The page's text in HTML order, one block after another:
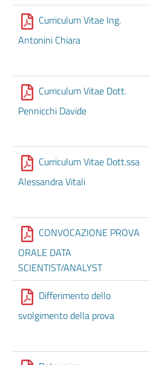
Curriculum Vitae Ing.
Antonini Chiara
Curriculum Vitae Dott.
Pennicchi Davide
Curriculum Vitae Dott.ssa
Alessandra Vitali
CONVOCAZIONE PROVA
ORALE DATA
SCIENTIST/ANALYST
Differimento dello
svolgimento della prova